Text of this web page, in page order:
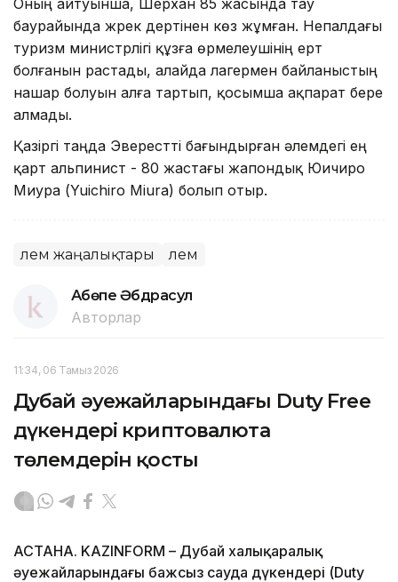
баурайында жүрек дертінен көз жұмған. Непалдағы
туризм министрлігі құзға өрмелеушінің ерт
болғанын растады, алайда лагермен байланыстың
нашар болуын алға тартып, қосымша ақпарат бере
алмады.
Қазіргі таңда Эверестті бағындырған әлемдегі ең
қарт альпинист - 80 жастағы жапондық Юичиро
Миура (Yuichiro Miura) болып отыр.
Әлем жаңалықтары Әлем
Ақбөпе Әбдрасул
Авторлар
11:34, 06 Тамыз 2026
Дубай әуежайларындағы Duty Free
дүкендері криптовалюта
төлемдерін қосты
АСТАНА. KAZINFORM – Дубай халықаралық
әуежайларындағы бажсыз сауда дүкендері (Duty